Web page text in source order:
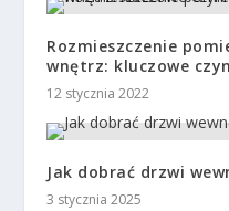
Rozmieszczenie
wnętrz: kluczowe
12 stycznia 2022
Jak dobrać drzwi
3 stycznia 2025